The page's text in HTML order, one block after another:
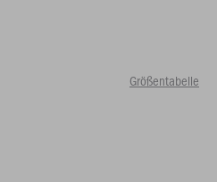
Größentabelle